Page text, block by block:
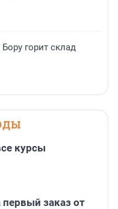
горит склад
курсы
заказ от